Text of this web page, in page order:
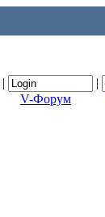
| |
V-Форум